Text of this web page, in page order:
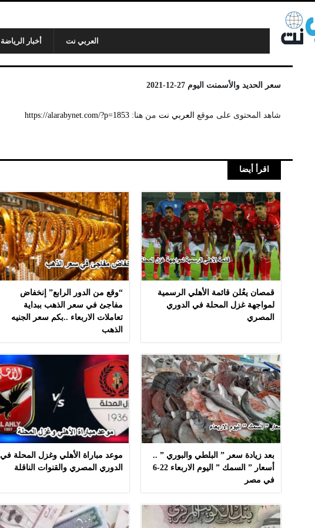
العربي نت أخبار الرياضة
سعر الحديد والأسمنت اليوم 27-12-2021
شاهد المحتوى على موقع العربي نت من هنا: https://alarabynet.com/?p=1853
اقرأ أيضا
قمصان يعُلن قائمة الأهلي الرسمية
لمواجهة غزل المحلة في الدوري
المصري
“وقع من الدور الرابع” إنخفاض
مفاجئ في سعر الذهب ببداية
تعاملات الاربعاء ..بكم سعر الجنيه
الذهب
بعد زيادة سعر ” البلطي والبوري ” ..
أسعار ” السمك ” اليوم الاربعاء 22-6
في مصر
موعد مباراة الأهلي وغزل المحلة في
الدوري المصري والقنوات الناقلة